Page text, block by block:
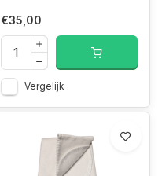
€35,00
Vergelijk